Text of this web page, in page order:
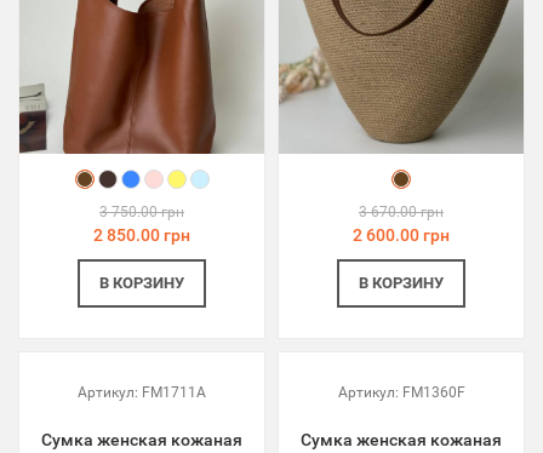
3 750.00 грн
2 850.00 грн
В КОРЗИНУ
3 670.00 грн
2 600.00 грн
В КОРЗИНУ
Артикул: FM1711A
Сумка женская кожаная
Артикул: FM1360F
Сумка женская кожаная